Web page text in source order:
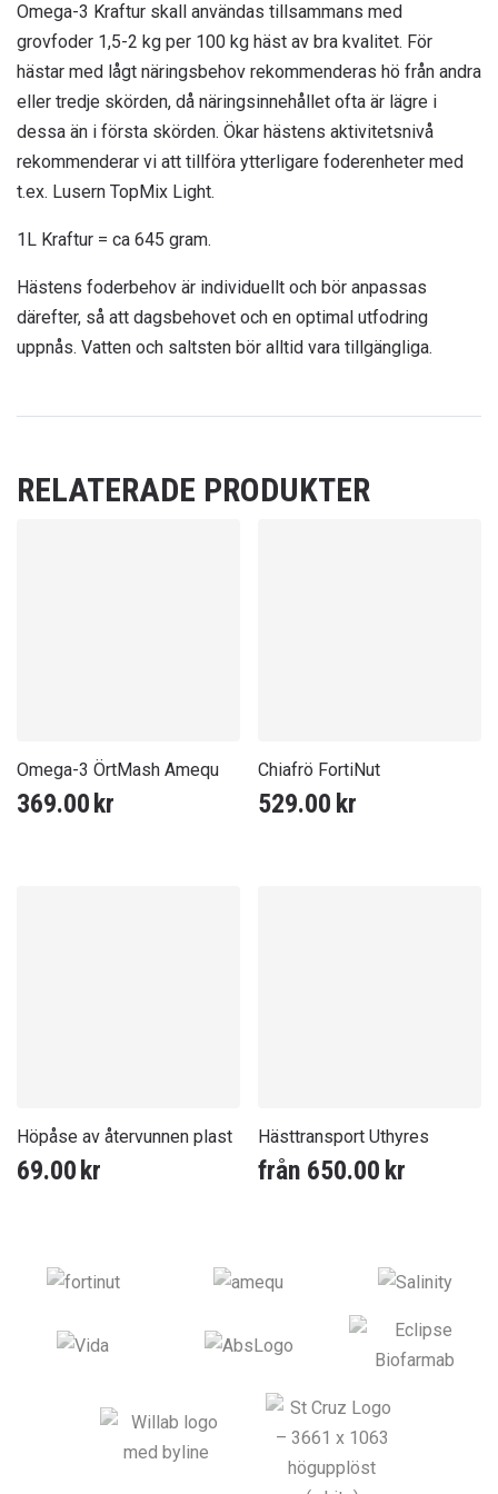
Omega-3 Kraftur skall användas tillsammans med
grovfoder 1,5-2 kg per 100 kg häst av bra kvalitet. För
hästar med lågt näringsbehov rekommenderas hö från andra
eller tredje skörden, då näringsinnehållet ofta är lägre i
dessa än i första skörden. Ökar hästens aktivitetsnivå
rekommenderar vi att tillföra ytterligare foderenheter med
t.ex. Lusern TopMix Light.
1L Kraftur = ca 645 gram.
Hästens foderbehov är individuellt och bör anpassas
därefter, så att dagsbehovet och en optimal utfodring
uppnås. Vatten och saltsten bör alltid vara tillgängliga.
RELATERADE PRODUKTER
Omega-3 ÖrtMash Amequ
369.00 kr
Chiafrö FortiNut
529.00 kr
Höpåse av återvunnen plast
69.00 kr
Hästtransport Uthyres
från 650.00 kr